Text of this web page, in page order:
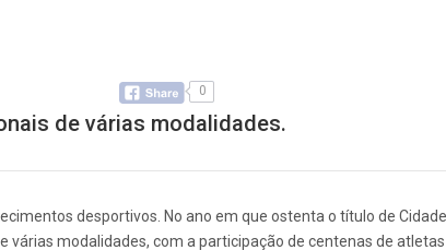
0
de várias modalidades.
desportivos. No ano em que ostenta o título de
modalidades, com a participação de centenas de